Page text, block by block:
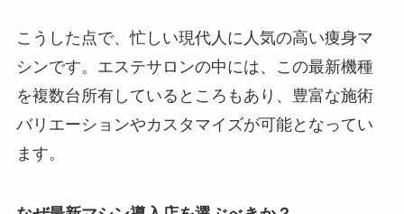
こうした点で、忙しい現代人に人気の高い痩身マ
シンです。エステサロンの中には、この最新機種
を複数台所有しているところもあり、豊富な施術
バリエーションやカスタマイズが可能となってい
ます。